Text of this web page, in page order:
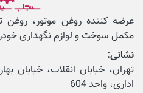
عرضه کننده روغن موتور، روغن
مکمل‌ سوخت و لوازم نگهداری
نشانی:
تهران، خیابان انقلاب، خیابان
اداری، واحد 604